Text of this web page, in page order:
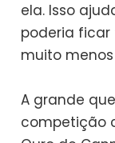
ela. Isso
poderia
muito
A grande
competição